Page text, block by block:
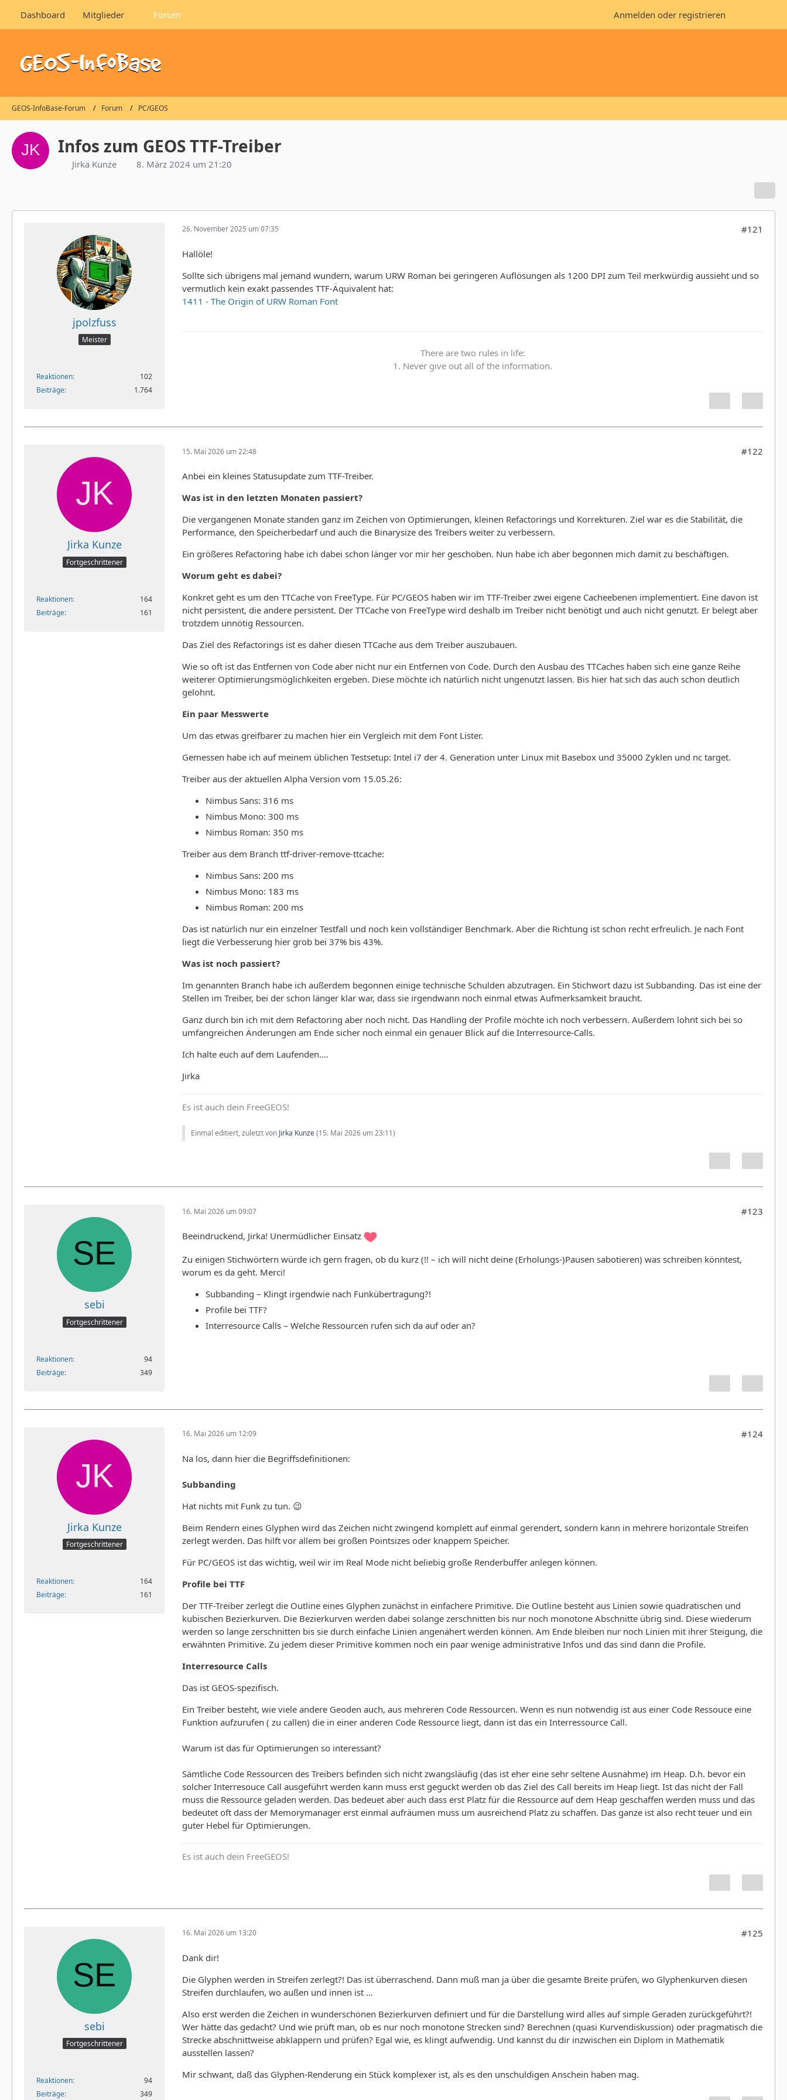
Dashboard Mitglieder Forum Anmelden oder registrieren
GEOS-InfoBase-Forum Forum PC/GEOS
Infos zum GEOS TTF-Treiber
Jirka Kunze 8. März 2024 um 21:20
jpolzfuss
Meister
Reaktionen
102
Beiträge
1.764
26. November 2025 um 07:35 #121
Hallöle!
Sollte sich übrigens mal jemand wundern, warum URW Roman bei geringeren Auflösungen als 1200 DPI zum Teil merkwürdig aussieht und so
vermutlich kein exakt passendes TTF-Äquivalent hat:
1411 - The Origin of URW Roman Font
There are two rules in life:
1. Never give out all of the information.
Jirka Kunze
Fortgeschrittener
Reaktionen
164
Beiträge
161
15. Mai 2026 um 22:48 #122
Anbei ein kleines Statusupdate zum TTF-Treiber.
Was ist in den letzten Monaten passiert?
Die vergangenen Monate standen ganz im Zeichen von Optimierungen, kleinen Refactorings und Korrekturen. Ziel war es die Stabilität, die
Performance, den Speicherbedarf und auch die Binarysize des Treibers weiter zu verbessern.
Ein größeres Refactoring habe ich dabei schon länger vor mir her geschoben. Nun habe ich aber begonnen mich damit zu beschäftigen.
Worum geht es dabei?
Konkret geht es um den TTCache von FreeType. Für PC/GEOS haben wir im TTF-Treiber zwei eigene Cacheebenen implementiert. Eine davon ist
nicht persistent, die andere persistent. Der TTCache von FreeType wird deshalb im Treiber nicht benötigt und auch nicht genutzt. Er belegt aber
trotzdem unnötig Ressourcen.
Das Ziel des Refactorings ist es daher diesen TTCache aus dem Treiber auszubauen.
Wie so oft ist das Entfernen von Code aber nicht nur ein Entfernen von Code. Durch den Ausbau des TTCaches haben sich eine ganze Reihe
weiterer Optimierungsmöglichkeiten ergeben. Diese möchte ich natürlich nicht ungenutzt lassen. Bis hier hat sich das auch schon deutlich
gelohnt.
Ein paar Messwerte
Um das etwas greifbarer zu machen hier ein Vergleich mit dem Font Lister.
Gemessen habe ich auf meinem üblichen Testsetup: Intel i7 der 4. Generation unter Linux mit Basebox und 35000 Zyklen und nc target.
Treiber aus der aktuellen Alpha Version vom 15.05.26:
Nimbus Sans: 316 ms
Nimbus Mono: 300 ms
Nimbus Roman: 350 ms
Treiber aus dem Branch ttf-driver-remove-ttcache:
Nimbus Sans: 200 ms
Nimbus Mono: 183 ms
Nimbus Roman: 200 ms
Das ist natürlich nur ein einzelner Testfall und noch kein vollständiger Benchmark. Aber die Richtung ist schon recht erfreulich. Je nach Font
liegt die Verbesserung hier grob bei 37% bis 43%.
Was ist noch passiert?
Im genannten Branch habe ich außerdem begonnen einige technische Schulden abzutragen. Ein Stichwort dazu ist Subbanding. Das ist eine der
Stellen im Treiber, bei der schon länger klar war, dass sie irgendwann noch einmal etwas Aufmerksamkeit braucht.
Ganz durch bin ich mit dem Refactoring aber noch nicht. Das Handling der Profile möchte ich noch verbessern. Außerdem lohnt sich bei so
umfangreichen Änderungen am Ende sicher noch einmal ein genauer Blick auf die Interresource-Calls.
Ich halte euch auf dem Laufenden....
Jirka
Es ist auch dein FreeGEOS!
Einmal editiert, zuletzt von Jirka Kunze(15. Mai 2026 um 23:11)
sebi
Fortgeschrittener
Reaktionen
94
Beiträge
349
16. Mai 2026 um 09:07 #123
Beeindruckend, Jirka! Unermüdlicher Einsatz
Zu einigen Stichwörtern würde ich gern fragen, ob du kurz (!! – ich will nicht deine (Erholungs-)Pausen sabotieren) was schreiben könntest,
worum es da geht. Merci!
Subbanding – Klingt irgendwie nach Funkübertragung?!
Profile bei TTF?
Interresource Calls – Welche Ressourcen rufen sich da auf oder an?
Jirka Kunze
Fortgeschrittener
Reaktionen
164
Beiträge
161
16. Mai 2026 um 12:09 #124
Na los, dann hier die Begriffsdefinitionen:
Subbanding
Hat nichts mit Funk zu tun. 😉
Beim Rendern eines Glyphen wird das Zeichen nicht zwingend komplett auf einmal gerendert, sondern kann in mehrere horizontale Streifen
zerlegt werden. Das hilft vor allem bei großen Pointsizes oder knappem Speicher.
Für PC/GEOS ist das wichtig, weil wir im Real Mode nicht beliebig große Renderbuffer anlegen können.
Profile bei TTF
Der TTF-Treiber zerlegt die Outline eines Glyphen zunächst in einfachere Primitive. Die Outline besteht aus Linien sowie quadratischen und
kubischen Bezierkurven. Die Bezierkurven werden dabei solange zerschnitten bis nur noch monotone Abschnitte übrig sind. Diese wiederum
werden so lange zerschnitten bis sie durch einfache Linien angenähert werden können. Am Ende bleiben nur noch Linien mit ihrer Steigung, die
erwähnten Primitive. Zu jedem dieser Primitive kommen noch ein paar wenige administrative Infos und das sind dann die Profile.
Interresource Calls
Das ist GEOS-spezifisch.
Ein Treiber besteht, wie viele andere Geoden auch, aus mehreren Code Ressourcen. Wenn es nun notwendig ist aus einer Code Ressouce eine
Funktion aufzurufen ( zu callen) die in einer anderen Code Ressource liegt, dann ist das ein Interressource Call.
Warum ist das für Optimierungen so interessant?
Sämtliche Code Ressourcen des Treibers befinden sich nicht zwangsläufig (das ist eher eine sehr seltene Ausnahme) im Heap. D.h. bevor ein
solcher Interresouce Call ausgeführt werden kann muss erst geguckt werden ob das Ziel des Call bereits im Heap liegt. Ist das nicht der Fall
muss die Ressource geladen werden. Das bedeuet aber auch dass erst Platz für die Ressource auf dem Heap geschaffen werden muss und das
bedeutet oft dass der Memorymanager erst einmal aufräumen muss um ausreichend Platz zu schaffen. Das ganze ist also recht teuer und ein
guter Hebel für Optimierungen.
Es ist auch dein FreeGEOS!
sebi
Fortgeschrittener
Reaktionen
94
Beiträge
349
16. Mai 2026 um 13:20 #125
Dank dir!
Die Glyphen werden in Streifen zerlegt?! Das ist überraschend. Dann muß man ja über die gesamte Breite prüfen, wo Glyphenkurven diesen
Streifen durchlaufen, wo außen und innen ist …
Also erst werden die Zeichen in wunderschönen Bezierkurven definiert und für die Darstellung wird alles auf simple Geraden zurückgeführt?!
Wer hätte das gedacht? Und wie prüft man, ob es nur noch monotone Strecken sind? Berechnen (quasi Kurvendiskussion) oder pragmatisch die
Strecke abschnittweise abklappern und prüfen? Egal wie, es klingt aufwendig. Und kannst du dir inzwischen ein Diplom in Mathematik
ausstellen lassen?
Mir schwant, daß das Glyphen-Renderung ein Stück komplexer ist, als es den unschuldigen Anschein haben mag.